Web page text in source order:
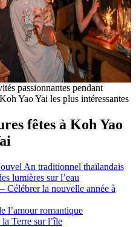
passionnantes pendant
Yao Yai les plus intéressantes
fêtes à Koh Yao
An traditionnel thaïlandais
lumières sur l’eau
la nouvelle année à
l’amour romantique
Terre sur l’île